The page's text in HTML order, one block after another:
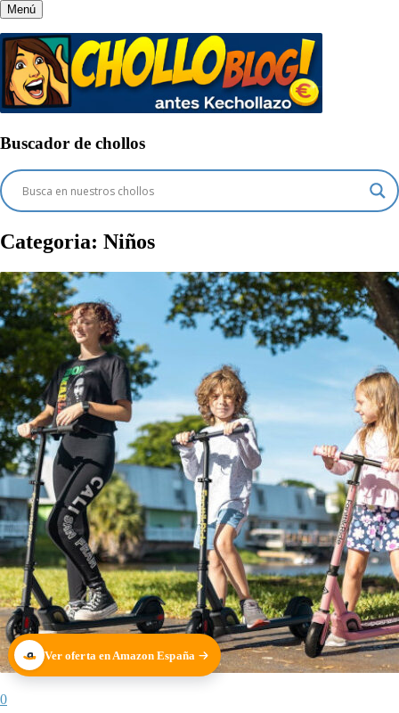
Menú
Buscador de chollos
Categoria: Niños
Ver oferta en Amazon España
0